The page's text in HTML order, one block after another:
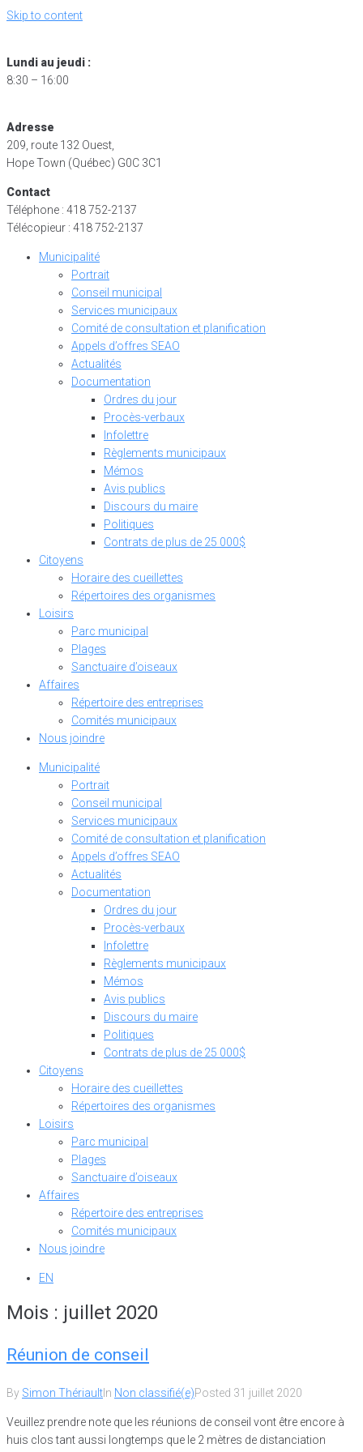
Skip to content
Lundi au jeudi :
8:30 – 16:00
Adresse
209, route 132 Ouest,
Hope Town (Québec) G0C 3C1
Contact
Téléphone : 418 752-2137
Télécopieur : 418 752-2137
Municipalité
Portrait
Conseil municipal
Services municipaux
Comité de consultation et planification
Appels d’offres SEAO
Actualités
Documentation
Ordres du jour
Procès-verbaux
Infolettre
Règlements municipaux
Mémos
Avis publics
Discours du maire
Politiques
Contrats de plus de 25 000$
Citoyens
Horaire des cueillettes
Répertoires des organismes
Loisirs
Parc municipal
Plages
Sanctuaire d’oiseaux
Affaires
Répertoire des entreprises
Comités municipaux
Nous joindre
Municipalité
Portrait
Conseil municipal
Services municipaux
Comité de consultation et planification
Appels d’offres SEAO
Actualités
Documentation
Ordres du jour
Procès-verbaux
Infolettre
Règlements municipaux
Mémos
Avis publics
Discours du maire
Politiques
Contrats de plus de 25 000$
Citoyens
Horaire des cueillettes
Répertoires des organismes
Loisirs
Parc municipal
Plages
Sanctuaire d’oiseaux
Affaires
Répertoire des entreprises
Comités municipaux
Nous joindre
EN
Mois : juillet 2020
Réunion de conseil
By Simon Thériault In Non classifié(e)Posted 31 juillet 2020
Veuillez prendre note que les réunions de conseil vont être encore à
huis clos tant aussi longtemps que le 2 mètres de distanciation